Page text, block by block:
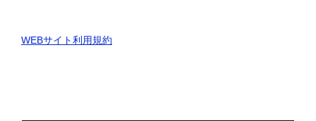
WEBサイト利用規約